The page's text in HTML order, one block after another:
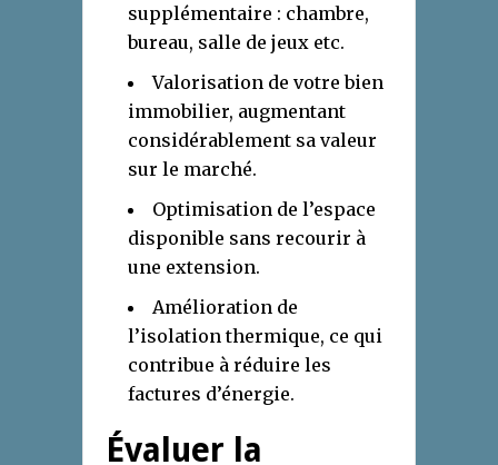
supplémentaire : chambre,
bureau, salle de jeux etc.
Valorisation de votre bien
immobilier, augmentant
considérablement sa valeur
sur le marché.
Optimisation de l’espace
disponible sans recourir à
une extension.
Amélioration de
l’isolation thermique, ce qui
contribue à réduire les
factures d’énergie.
Évaluer la